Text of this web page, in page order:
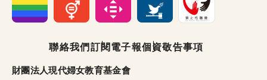
聯絡我們訂閱電子報個資敬告事項
財團法人現代婦女教育基金會